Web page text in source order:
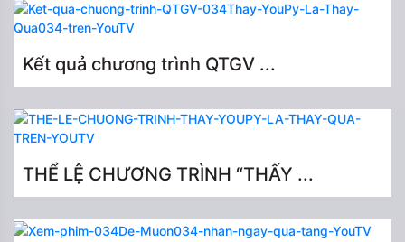
Kết quả chương trình QTGV ...
THỂ LỆ CHƯƠNG TRÌNH “THẤY ...